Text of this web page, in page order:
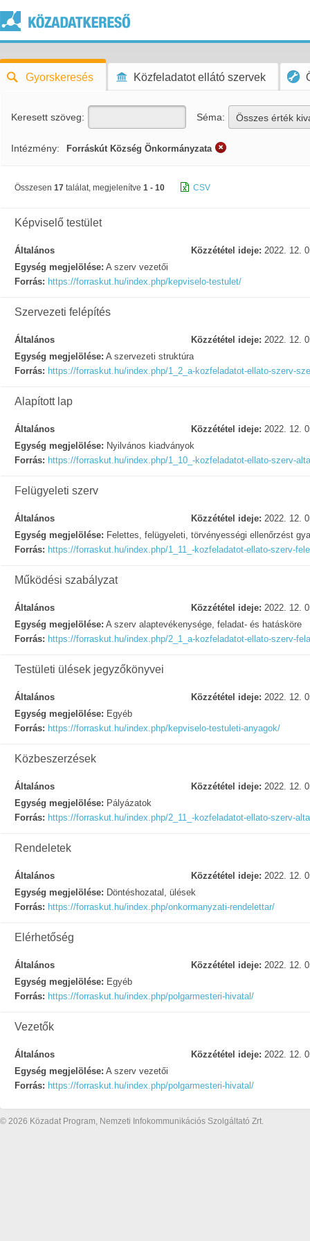
Gyorskeresés Közfeladatot ellátó szervek
Keresett szöveg: Séma: Összes érték
Intézmény: Forráskút Község Önkormányzata
Összesen 17 találat, megjelenítve 1 - 10 CSV
Képviselő testület
Általános Közzététel ideje: 2022. 12.
Egység megjelölése: A szerv vezetői
Forrás: https://forraskut.hu/index.php/kepviselo-testulet/
Szervezeti felépítés
Általános Közzététel ideje: 2022. 12.
Egység megjelölése: A szervezeti struktúra
Forrás: https://forraskut.hu/index.php/1_2_a-kozfeladatot-ellato-szerv-
Alapított lap
Általános Közzététel ideje: 2022. 12.
Egység megjelölése: Nyilvános kiadványok
Forrás: https://forraskut.hu/index.php/1_10_-kozfeladatot-ellato-szerv-
Felügyeleti szerv
Általános Közzététel ideje: 2022. 12.
Egység megjelölése: Felettes, felügyeleti, törvényességi ellenőrzést
Forrás: https://forraskut.hu/index.php/1_11_-kozfeladatot-ellato-szerv-
Működési szabályzat
Általános Közzététel ideje: 2022. 12.
Egység megjelölése: A szerv alaptevékenysége, feladat- és hatásköre
Forrás: https://forraskut.hu/index.php/2_1_a-kozfeladatot-ellato-szerv-
Testületi ülések jegyzőkönyvei
Általános Közzététel ideje: 2022. 12.
Egység megjelölése: Egyéb
Forrás: https://forraskut.hu/index.php/kepviselo-testuleti-anyagok/
Közbeszerzések
Általános Közzététel ideje: 2022. 12.
Egység megjelölése: Pályázatok
Forrás: https://forraskut.hu/index.php/2_11_-kozfeladatot-ellato-szerv-
Rendeletek
Általános Közzététel ideje: 2022. 12.
Egység megjelölése: Döntéshozatal, ülések
Forrás: https://forraskut.hu/index.php/onkormanyzati-rendelettar/
Elérhetőség
Általános Közzététel ideje: 2022. 12.
Egység megjelölése: Egyéb
Forrás: https://forraskut.hu/index.php/polgarmesteri-hivatal/
Vezetők
Általános Közzététel ideje: 2022. 12.
Egység megjelölése: A szerv vezetői
Forrás: https://forraskut.hu/index.php/polgarmesteri-hivatal/
© 2026 Közadat Program, Nemzeti Infokommunikációs Szolgáltató Zrt.